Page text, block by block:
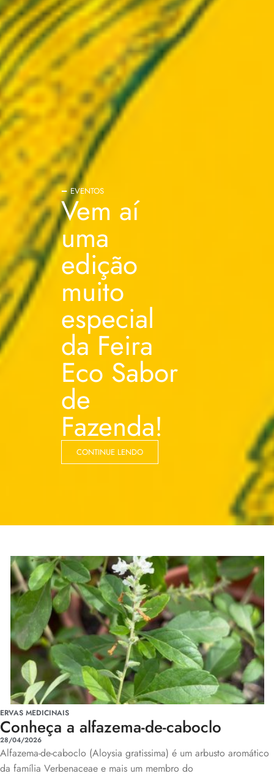
EVENTOS
Vem aí
uma
edição
muito
especial
da Feira
Eco Sabor
de
Fazenda!
CONTINUE LENDO
ERVAS MEDICINAIS
Conheça a alfazema-de-caboclo
28/04/2026
Alfazema-de-caboclo (Aloysia gratissima) é um arbusto aromático
da família Verbenaceae e mais um membro do